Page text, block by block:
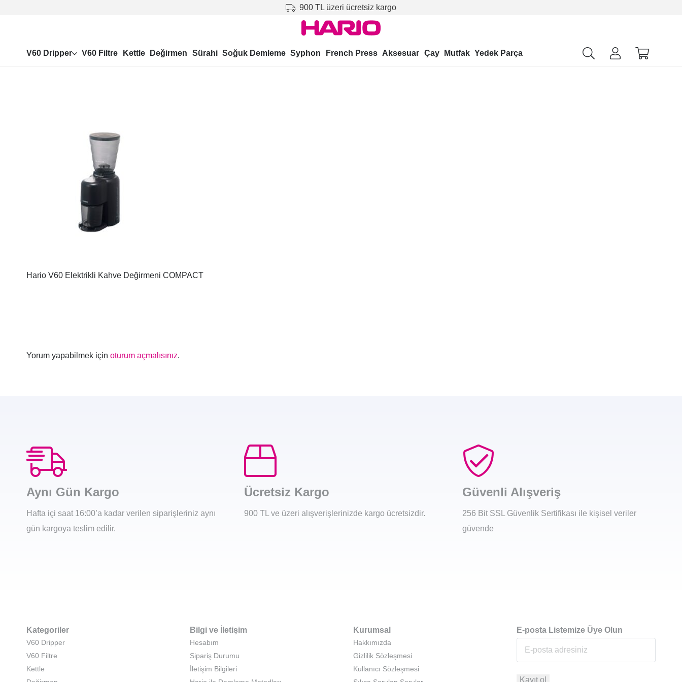
900 TL üzeri ücretsiz kargo
V60 Dripper V60 Filtre Kettle Değirmen Sürahi Soğuk Demleme Syphon French Press Aksesuar Çay Mutfak Yedek Parça
Hario V60 Elektrikli Kahve Değirmeni COMPACT
Yorum yapabilmek için oturum açmalısınız.
Aynı Gün Kargo
Hafta içi saat 16:00’a kadar verilen siparişleriniz aynı
gün kargoya teslim edilir.
Ücretsiz Kargo
900 TL ve üzeri alışverişlerinizde kargo ücretsizdir.
Güvenli Alışveriş
256 Bit SSL Güvenlik Sertifikası ile kişisel veriler
güvende
Kategoriler
V60 Dripper
V60 Filtre
Kettle
Bilgi ve İletişim
Hesabım
Sipariş Durumu
İletişim Bilgileri
Kurumsal
Hakkımızda
Gizlilik Sözleşmesi
Kullanıcı Sözleşmesi
E-posta Listemize Üye Olun